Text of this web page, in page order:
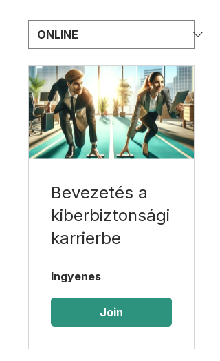
Bevezetés a
kiberbiztonsági
karrierbe
Ingyenes
Join